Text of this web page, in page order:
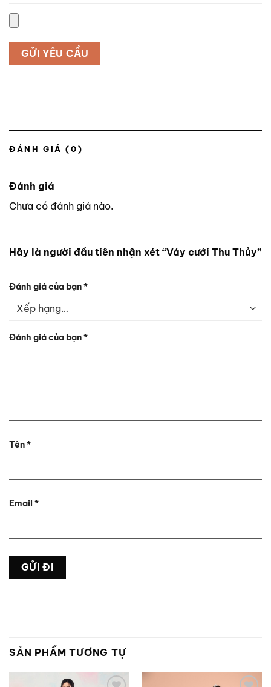
ĐÁNH GIÁ (0)
Đánh giá
Chưa có đánh giá nào.
Hãy là người đầu tiên nhận xét “Váy cưới Thu Thủy”
Đánh giá của bạn*
Đánh giá của bạn*
Tên*
Email *
SẢN PHẨM TƯƠNG TỰ